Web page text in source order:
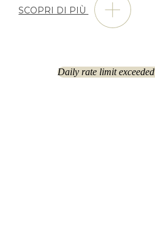
SCOPRI DI PIÙ
Daily rate limit exceeded